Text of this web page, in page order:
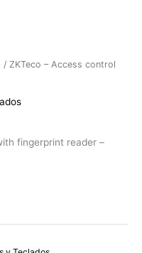
/ ZKTeco – Access control
fingerprint reader –